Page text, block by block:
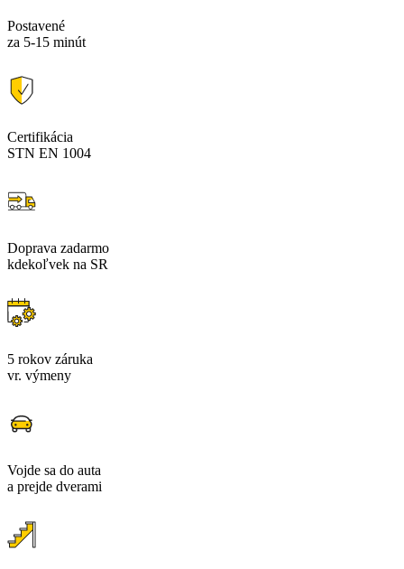
Postavené
za 5-15 minút
Certifikácia
STN EN 1004
Doprava zadarmo
kdekoľvek na SR
5 rokov záruka
vr. výmeny
Vojde sa do auta
a prejde dverami